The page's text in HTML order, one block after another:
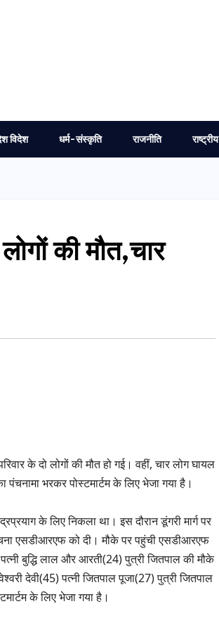
विदेश धर्म-संस्कृति राजनीति राष्ट्रीय
की मौत,चार
के दो लोगों की मौत हो गई। वहीं, चार लोग घायल
भरकर पोस्टमार्टम के लिए भेजा गया है।
के लिए निकला था। इस दौरान डूंगरी मार्ग पर
एसडीआरएफ को दी। मौके पर पहुंची एसडीआरएफ
बुद्धि लाल और आरती(24) पुत्री जितपाल की मौके
देवी(45) पत्नी जितपाल पूजा(27) पुत्री जितपाल
के लिए भेजा गया है।